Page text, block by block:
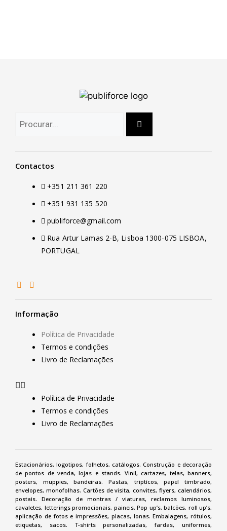
Estacionários, logotipos, folhetos, catálogos. Construção e decoração
de pontos de venda,lojas e stands. Vinil, cartazes, telas,banners,
posters, muppies, bandeiras. Pastas, triptícos, papel timbrado,
envelopes, monofolhas. Cartões de visita, convites,flyers, calendários,
postais. Decoração de montras / viaturas, reclamos luminosos,
cavaletes, letterings promocionais, paineis. Pop up’s, balcões, roll up’s,
aplicação de fotos e impressões, placas, lonas. Embalagens, rótulos,
etiquetas, sacos. T-shirts personalizadas, fardas, uniformes,
Informação
Política de Privacidade
Termos e condições
Livro de Reclamações
Política de Privacidade
Termos e condições
Livro de Reclamações
Contactos
+351 211 361 220
+351 931 135 520
publiforce@gmail.com
Rua Artur Lamas 2-B, Lisboa 1300-075 LISBOA,
PORTUGAL